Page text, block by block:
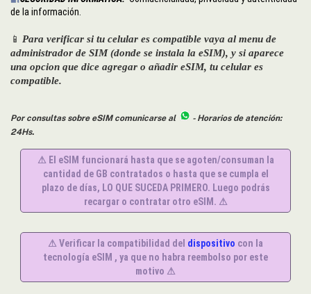
de la información.
📱 Para verificar si tu celular es compatible vaya al menu de
administrador de SIM (donde se instala la eSIM), y si aparece
una opcion que dice agregar o añadir eSIM, tu celular es
compatible.
Por consultas sobre eSIM comunicarse al
- Horarios de atención:
24Hs.
⚠ El eSIM funcionará hasta que se agoten/consuman la
cantidad de GB contratados o hasta que se cumpla el
plazo de días, LO QUE SUCEDA PRIMERO. Luego podrás
recargar o contratar otro eSIM. ⚠
⚠ Verificar la compatibilidad del dispositivo con la
tecnología eSIM , ya que no habra reembolso por este
motivo ⚠